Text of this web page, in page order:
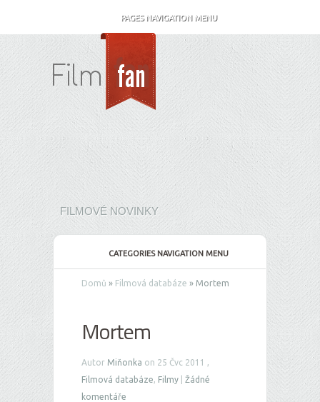
PAGES NAVIGATION MENU
FILMOVÉ NOVINKY
CATEGORIES NAVIGATION MENU
Domů » Filmová databáze » Mortem
Mortem
Autor Miňonka on 25 Čvc 2011 ,
Filmová databáze, Filmy
Žádné
komentáře